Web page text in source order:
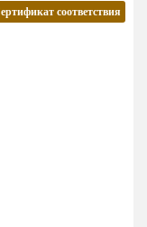
соответствия